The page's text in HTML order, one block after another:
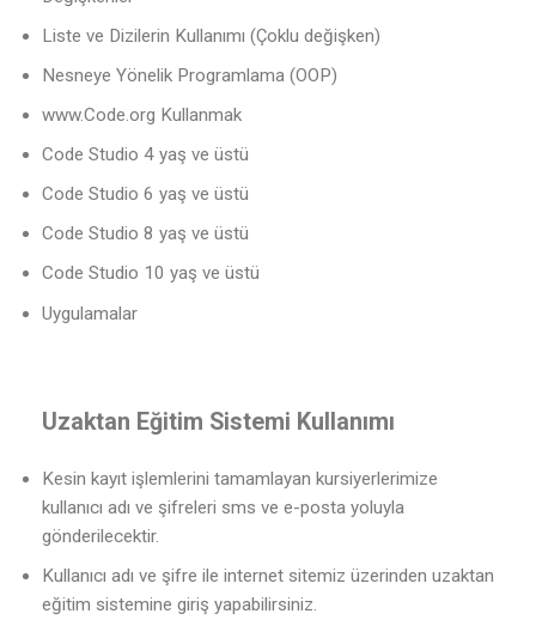
Liste ve Dizilerin Kullanımı (Çoklu değişken)
Nesneye Yönelik Programlama (OOP)
www.Code.org Kullanmak
Code Studio 4 yaş ve üstü
Code Studio 6 yaş ve üstü
Code Studio 8 yaş ve üstü
Code Studio 10 yaş ve üstü
Uygulamalar
Uzaktan Eğitim Sistemi Kullanımı
Kesin kayıt işlemlerini tamamlayan kursiyerlerimize
kullanıcı adı ve şifreleri sms ve e-posta yoluyla
gönderilecektir.
Kullanıcı adı ve şifre ile internet sitemiz üzerinden uzaktan
eğitim sistemine giriş yapabilirsiniz.